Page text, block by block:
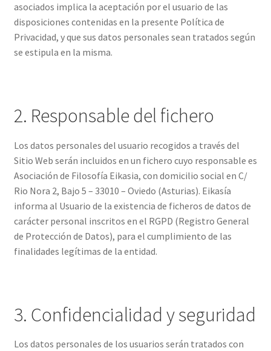
asociados implica la aceptación por el usuario de las
disposiciones contenidas en la presente Política de
Privacidad, y que sus datos personales sean tratados según
se estipula en la misma.
2. Responsable del fichero
Los datos personales del usuario recogidos a través del
Sitio Web serán incluidos en un fichero cuyo responsable es
Asociación de Filosofía Eikasia, con domicilio social en C/
Rio Nora 2, Bajo 5 – 33010 – Oviedo (Asturias). Eikasía
informa al Usuario de la existencia de ficheros de datos de
carácter personal inscritos en el RGPD (Registro General
de Protección de Datos), para el cumplimiento de las
finalidades legítimas de la entidad.
3. Confidencialidad y seguridad
Los datos personales de los usuarios serán tratados con